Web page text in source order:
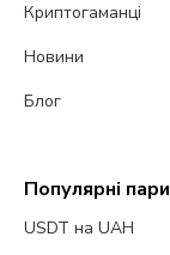
Криптогаманці
Новини
Блог
Популярні пари
USDT на UAH